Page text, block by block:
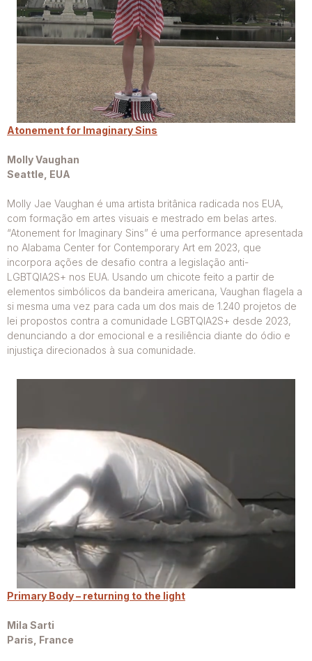
Atonement for Imaginary Sins
Molly Vaughan
Seattle, EUA
Molly Jae Vaughan é uma artista britânica radicada nos EUA,
com formação em artes visuais e mestrado em belas artes.
“Atonement for Imaginary Sins” é uma performance apresentada
no Alabama Center for Contemporary Art em 2023, que
incorpora ações de desafio contra a legislação anti-
LGBTQIA2S+ nos EUA. Usando um chicote feito a partir de
elementos simbólicos da bandeira americana, Vaughan flagela a
si mesma uma vez para cada um dos mais de 1.240 projetos de
lei propostos contra a comunidade LGBTQIA2S+ desde 2023,
denunciando a dor emocional e a resiliência diante do ódio e
injustiça direcionados à sua comunidade.
Primary Body – returning to the light
Mila Sarti
Paris, France